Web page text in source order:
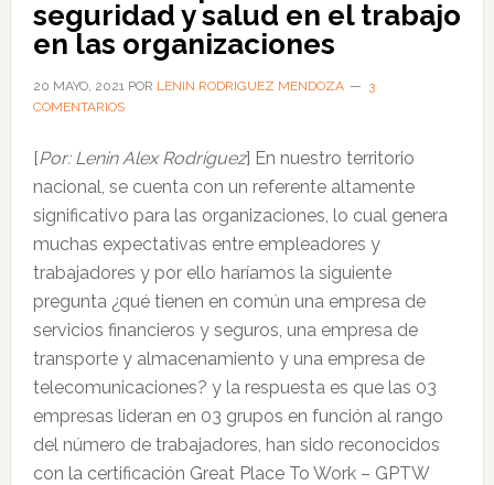
seguridad y salud en el trabajo
en las organizaciones
20 MAYO, 2021POR LENIN RODRIGUEZ MENDOZA
3
COMENTARIOS
[Por: Lenin Alex Rodríguez] En nuestro territorio
nacional, se cuenta con un referente altamente
significativo para las organizaciones, lo cual genera
muchas expectativas entre empleadores y
trabajadores y por ello haríamos la siguiente
pregunta ¿qué tienen en común una empresa de
servicios financieros y seguros, una empresa de
transporte y almacenamiento y una empresa de
telecomunicaciones? y la respuesta es que las 03
empresas lideran en 03 grupos en función al rango
del número de trabajadores, han sido reconocidos
con la certificación Great Place To Work – GPTW